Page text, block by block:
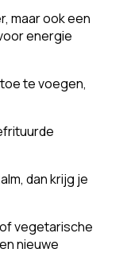
maar ook een
energie
te voegen,
dan krijg je
vegetarische
nieuwe